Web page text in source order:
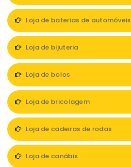
Loja de baterias de automóveis
Loja de bijuteria
Loja de bolos
Loja de bricolagem
Loja de cadeiras de rodas
Loja de canábis